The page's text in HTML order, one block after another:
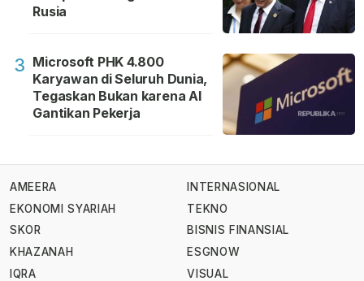
Rusia
3 Microsoft PHK 4.800
Karyawan di Seluruh Dunia,
Tegaskan Bukan karena AI
Gantikan Pekerja
AMEERA
EKONOMI SYARIAH
SKOR
KHAZANAH
IQRA
INTERNASIONAL
TEKNO
BISNIS FINANSIAL
ESGNOW
VISUAL